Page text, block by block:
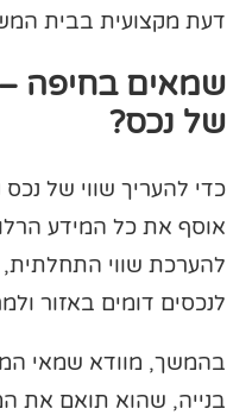
דעת מקצועית בבית
שמאים בחיפה –
של נכס?
כדי להעריך שווי של
אוסף את כל המידע
להערכת שווי
לנכסים דומים באזור
בהמשך, מוודא שמאי
בנייה, שהוא תואם את